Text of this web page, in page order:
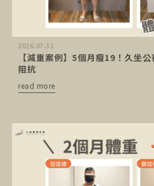
2026.07.31
【減重案例】5個月瘦19！久坐
阻抗
read more